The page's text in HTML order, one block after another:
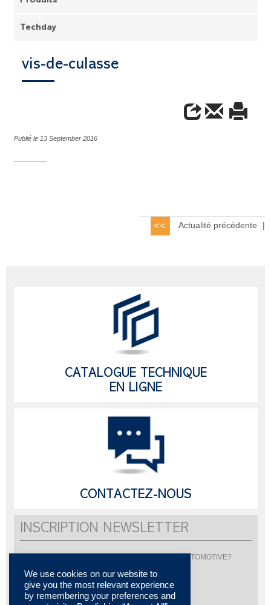
Techday
vis-de-culasse
Publié le 13 September 2016
Actualité précédente |
CATALOGUE TECHNIQUE
EN LIGNE
CONTACTEZ-NOUS
INSCRIPTION NEWSLETTER
Vous souhaitez être informé de l'actualité de LISI AUTOMOTIVE?
Inscrivez-vous pour recevoir notre newsletter
We use cookies on our website to
give you the most relevant experience
by remembering your preferences and